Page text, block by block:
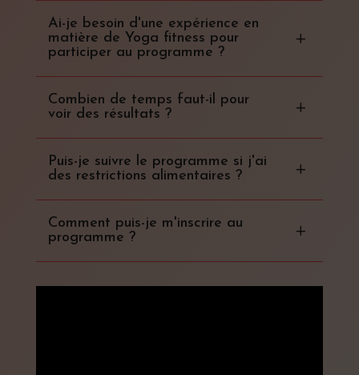
Ai-je besoin d'une expérience en
matière de Yoga fitness pour
participer au programme ?
Combien de temps faut-il pour
voir des résultats ?
Puis-je suivre le programme si j'ai
des restrictions alimentaires ?
Comment puis-je m'inscrire au
programme ?